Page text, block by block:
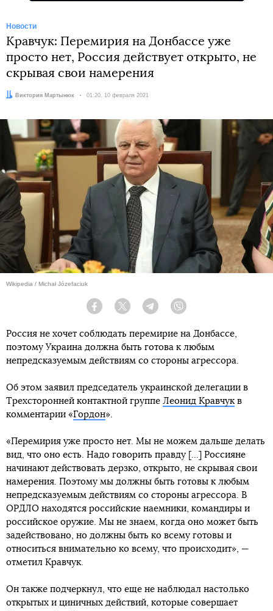
Новости
Кравчук: Перемирия на Донбассе уже
просто нет, Россия действует открыто, не
скрывая свои намерения
Автор:Виктория Мартынюк Дата:
01:20, 10 февраля 2021
Wikipedia / Michał Józefaciuk
Facebook Twitter Telegram
Россия не хочет соблюдать перемирие на Донбассе,
поэтому Украина должна быть готова к любым
непредсказуемым действиям со стороны агрессора.
Об этом заявил председатель украинской делегации в
Трехсторонней контактной группе Леонид Кравчук в
комментарии «Гордон».
«Перемирия уже просто нет. Мы не можем дальше делать
вид, что оно есть. Надо говорить правду [...] Россияне
начинают действовать дерзко, открыто, не скрывая свои
намерения. Поэтому мы должны быть готовы к любым
непредсказуемым действиям со стороны агрессора. В
ОРДЛО находятся российские наемники, командиры и
российское оружие. Мы не знаем, когда оно может быть
задействовано, но должны быть ко всему готовы и
относиться внимательно ко всему, что происходит», —
отметил Кравчук.
Он также подчеркнул, что еще не наблюдал настолько
открытых и циничных действий, которые совершает